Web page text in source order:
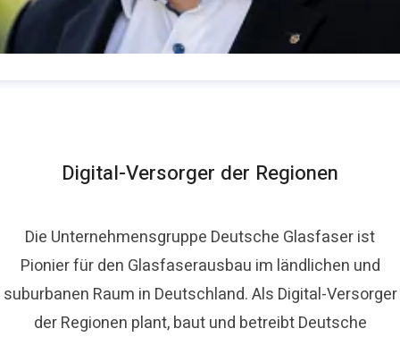
Digital-Versorger der Regionen
Die Unternehmensgruppe Deutsche Glasfaser ist
Pionier für den Glasfaserausbau im ländlichen und
suburbanen Raum in Deutschland. Als Digital-Versorger
der Regionen plant, baut und betreibt Deutsche